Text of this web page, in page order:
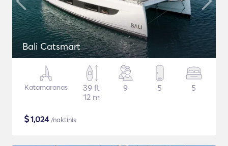
Bali Catsmart
Katamaranas
39 ft
12 m
9 5 5
$1,024/naktinis